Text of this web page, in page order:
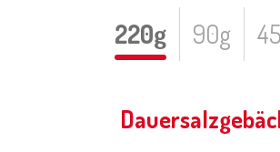
220g 90g